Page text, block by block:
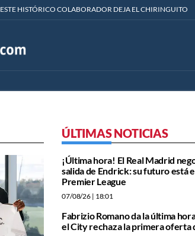
ESTE HISTÓRICO COLABORADOR DEJA EL CHIRINGUITO
ÚLTIMAS NOTICIAS
¡Última hora! El Real Madrid
salida de Endrick: su futuro está
Premier League
07/08/26 | 18:01
Fabrizio Romano da la última
el City rechaza la primera oferta